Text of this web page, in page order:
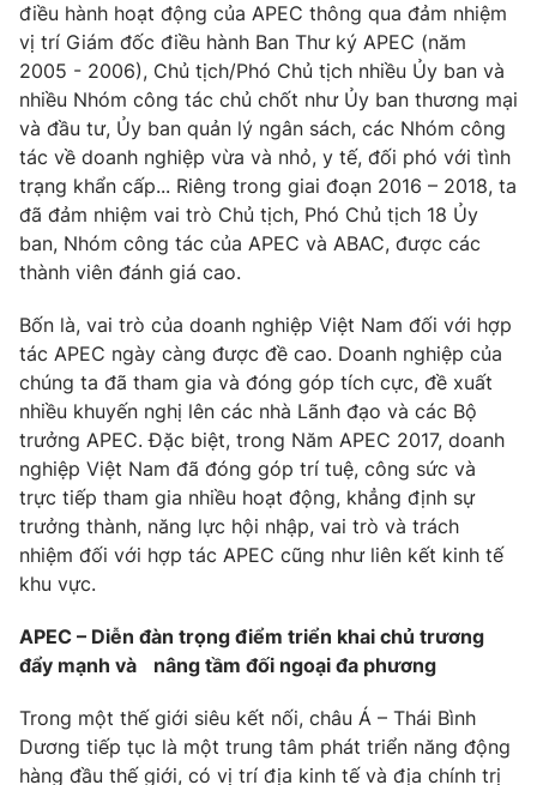
điều hành hoạt động của APEC thông qua đảm nhiệm
vị trí Giám đốc điều hành Ban Thư ký APEC (năm
2005 - 2006), Chủ tịch/Phó Chủ tịch nhiều Ủy ban và
nhiều Nhóm công tác chủ chốt như Ủy ban thương mại
và đầu tư, Ủy ban quản lý ngân sách, các Nhóm công
tác về doanh nghiệp vừa và nhỏ, y tế, đối phó với tình
trạng khẩn cấp... Riêng trong giai đoạn 2016 – 2018, ta
đã đảm nhiệm vai trò Chủ tịch, Phó Chủ tịch 18 Ủy
ban, Nhóm công tác của APEC và ABAC, được các
thành viên đánh giá cao.
Bốn là, vai trò của doanh nghiệp Việt Nam đối với hợp
tác APEC ngày càng được đề cao. Doanh nghiệp của
chúng ta đã tham gia và đóng góp tích cực, đề xuất
nhiều khuyến nghị lên các nhà Lãnh đạo và các Bộ
trưởng APEC. Đặc biệt, trong Năm APEC 2017, doanh
nghiệp Việt Nam đã đóng góp trí tuệ, công sức và
trực tiếp tham gia nhiều hoạt động, khẳng định sự
trưởng thành, năng lực hội nhập, vai trò và trách
nhiệm đối với hợp tác APEC cũng như liên kết kinh tế
khu vực.
APEC – Diễn đàn trọng điểm triển khai chủ trương
đẩy mạnh và nâng tầm đối ngoại đa phương
Trong một thế giới siêu kết nối, châu Á – Thái Bình
Dương tiếp tục là một trung tâm phát triển năng động
hàng đầu thế giới, có vị trí địa kinh tế và địa chính trị